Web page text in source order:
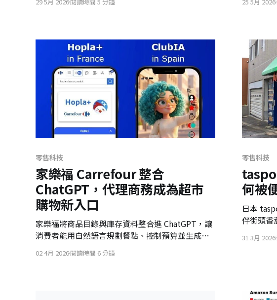
案、快速審核與在地歷史空白，可能在社群時代被
手工烘焙
零售科技
家樂福 Carrefour 整合
ChatGPT，代理商務成為超市
購物新入口
家樂福將商品目錄與庫存資料整合進 ChatGPT，讓
消費者能用自然語言規劃餐點、控制預算並生成購
物籃。這代表超市電商正從搜尋與瀏覽，走向由 AI
助理主導的代理商務時代。
02 4月 2026閱讀時間 6 分鐘
零售科技
何被
日本
伴街頭香
點。它
路優勢與
31 3月 2026